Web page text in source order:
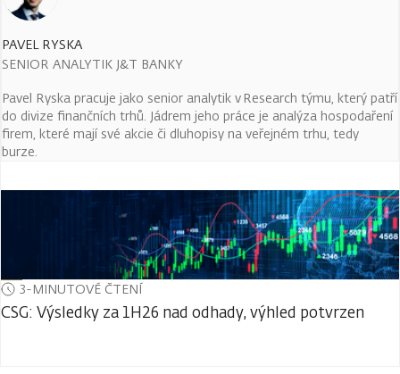
PAVEL RYSKA
SENIOR ANALYTIK J&T BANKY
Pavel Ryska pracuje jako senior analytik v Research týmu, který patří
do divize finančních trhů. Jádrem jeho práce je analýza hospodaření
firem, které mají své akcie či dluhopisy na veřejném trhu, tedy
burze.
3-MINUTOVÉ ČTENÍ
CSG: Výsledky za 1H26 nad odhady, výhled potvrzen